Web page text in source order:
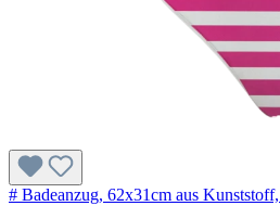
# Badeanzug, 62x31cm aus